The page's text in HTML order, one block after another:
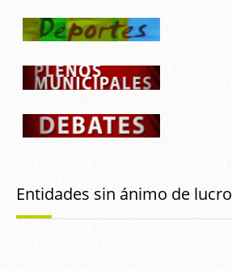
Entidades sin ánimo de lucro